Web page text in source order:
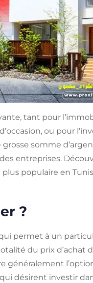
tant pour
ou pour
somme
entreprises.
populaire en
?
permet à un
du prix d’achat
généralement
désirent investir